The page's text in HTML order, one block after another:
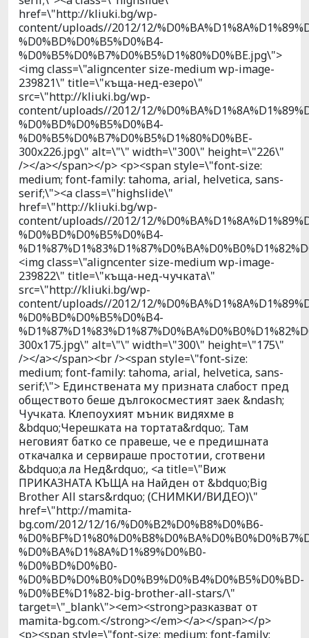
href=\"http://kliuki.bg/wp-
content/uploads//2012/12/
%D0%BD%D0%B5%D0%B4-
%D0%B5%D0%B7%D0%B5%D1%80%D0%BE.jpg\">
<img class=\"aligncenter size-medium wp-image-
239821\" title=\"къща-нед-езеро\"
src=\"http://kliuki.bg/wp-
content/uploads//2012/12/
%D0%BD%D0%B5%D0%B4-
%D0%B5%D0%B7%D0%B5%D1%80%D0%BE-
300x226.jpg\" alt=\"\" width=\"300\" height=\"226\"
/></a></span></p> <p><span style=\"font-size:
medium; font-family: tahoma, arial, helvetica, sans-
serif;\"><a class=\"highslide\"
href=\"http://kliuki.bg/wp-
content/uploads//2012/12/
%D0%BD%D0%B5%D0%B4-
<img class=\"aligncenter size-medium wp-image-
239822\" title=\"къща-нед-чучката\"
src=\"http://kliuki.bg/wp-
content/uploads//2012/12/
%D0%BD%D0%B5%D0%B4-
300x175.jpg\" alt=\"\" width=\"300\" height=\"175\"
/></a></span><br /><span style=\"font-size:
medium; font-family: tahoma, arial, helvetica, sans-
serif;\"> Единствената му призната слабост пред
обществото беше дългокосместият заек &ndash;
Чучката. Клепоухият мъник видяхме в
&bdquo;Черешката на тортата&rdquo;. Там
неговият батко се правеше, че е предишната
откачалка и сервираше простотии, сготвени
&bdquo;а ла Нед&rdquo;, <a title=\"Виж
ПРИКАЗНАТА КЪЩА на Найден от &bdquo;Big
Brother All stars&rdquo; (СНИМКИ/ВИДЕО)\"
href=\"http://mamita-
bg.com/2012/12/16/%D0%B2%D0%B8%D0%B6-
%D0%BA%D1%8A%D1%89%D0%B0-
%D0%BD%D0%B0-
%D0%BD%D0%B0%D0%B9%D0%B4%D0%B5%D0%BD-
%D0%BE%D1%82-big-brother-all-stars/\"
target=\"_blank\"><em><strong>разказват от
mamita-bg.com.</strong></em></a></span></p>
<p><span style=\"font-size: medium; font-family: